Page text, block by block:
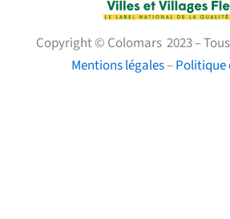
Copyright © Colomars 2023 –
Mentions légales–Politique